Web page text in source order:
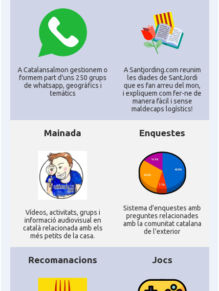
A Catalansalmon gestionem o
formem part d'uns 250 grups
de whatsapp, geogràfics i
temàtics
A Santjording.com reunim
les diades de SantJordi
que es fan arreu del mon,
i expliquem com fer-ne de
manera fàcil i sense
maldecaps logí­stics!
Mainada
Ví­deos, activitats, grups i
informació audiovisual en
català relacionada amb els
més petits de la casa.
Enquestes
Sistema d'enquestes amb
preguntes relacionades
amb la comunitat catalana
de l'exterior
Recomanacions Jocs